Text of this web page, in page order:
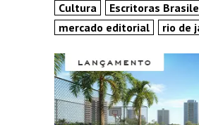
Cultura Escritoras
mercado editorial
rio de